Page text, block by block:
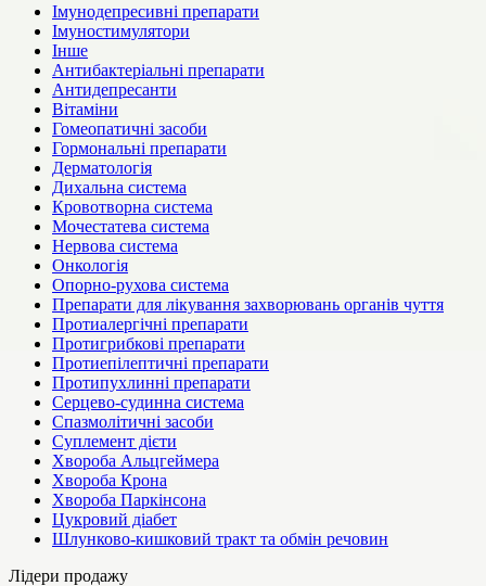
Імунодепресивні препарати
Імуностимулятори
Інше
Антибактеріальні препарати
Антидепресанти
Вітаміни
Гомеопатичні засоби
Гормональні препарати
Дерматологія
Дихальна система
Кровотворна система
Мочестатева система
Нервова система
Онкологія
Опорно-рухова система
Препарати для лікування захворювань органів чуття
Протиалергічні препарати
Протигрибкові препарати
Протиепілептичні препарати
Протипухлинні препарати
Серцево-судинна система
Спазмолітичні засоби
Суплемент дієти
Хвороба Альцгеймера
Хвороба Крона
Хвороба Паркінсона
Цукровий діабет
Шлунково-кишковий тракт та обмін речовин
Лідери продажу